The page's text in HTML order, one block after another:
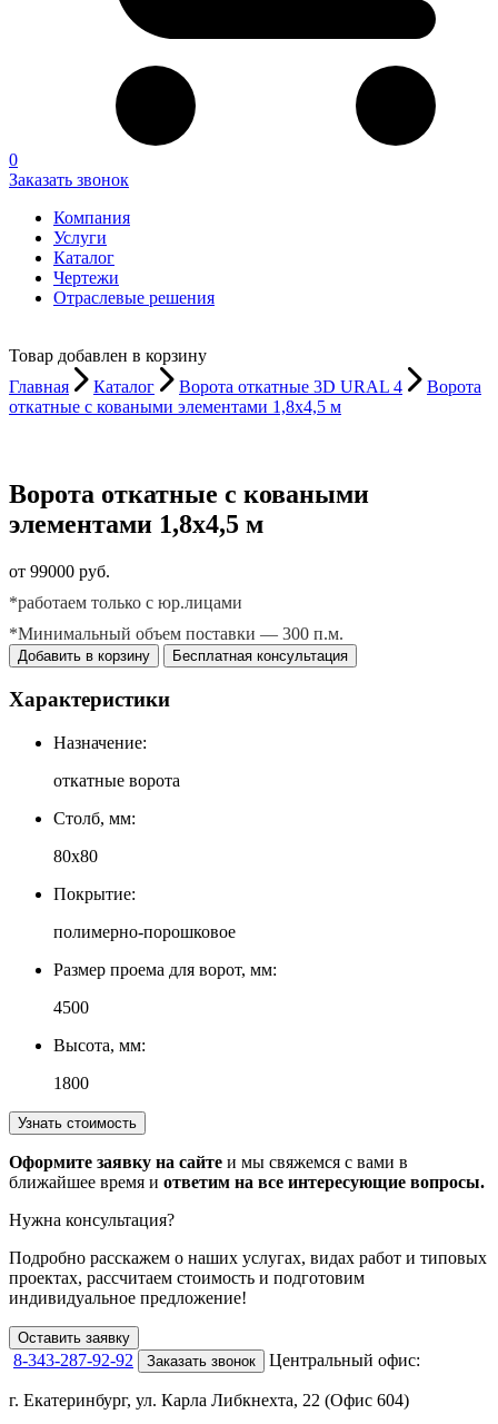
0
Заказать звонок
Компания
Услуги
Каталог
Чертежи
Отраслевые решения
Товар добавлен в корзину
Главная
Каталог Ворота откатные 3D URAL 4
Ворота
откатные с коваными элементами 1,8х4,5 м
Ворота откатные с коваными
элементами 1,8х4,5 м
от 99000 руб.
*работаем только с юр.лицами
*Минимальный объем поставки — 300 п.м.
Добавить в корзину Бесплатная консультация
Характеристики
Назначение:
откатные ворота
Столб, мм:
80х80
Покрытие:
полимерно-порошковое
Размер проема для ворот, мм:
4500
Высота, мм:
1800
Узнать стоимость
Оформите заявку на сайте и мы свяжемся с вами в
ближайшее время и ответим на все интересующие вопросы.
Нужна консультация?
Подробно расскажем о наших услугах, видах работ и типовых
проектах, рассчитаем стоимость и подготовим
индивидуальное предложение!
Оставить заявку
8-343-287-92-92 Заказать звонок Центральный офис:
г. Екатеринбург, ул. Карла Либкнехта, 22 (Офис 604)